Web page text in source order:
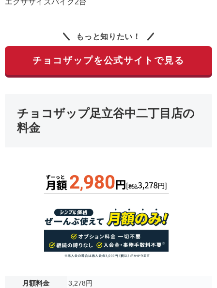
エクササイズバイク2台
もっと知りたい！
チョコザップを公式サイトで見る
チョコザップ足立谷中二丁目店の
料金
月額料金
3,278円